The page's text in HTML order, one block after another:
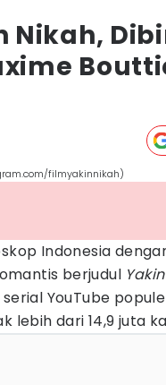
Nikah,
filmyakinnikah)
Indonesia
berjudul
YouTube
lebih dari 14,9 juta